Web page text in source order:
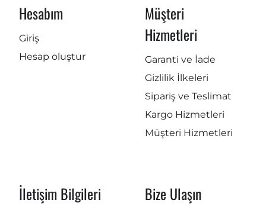
Hesabım
Giriş
Hesap oluştur
Müşteri
Hizmetleri
Garanti ve İade
Gizlilik İlkeleri
Sipariş ve Teslimat
Kargo Hizmetleri
Müşteri Hizmetleri
İletişim Bilgileri Bize Ulaşın